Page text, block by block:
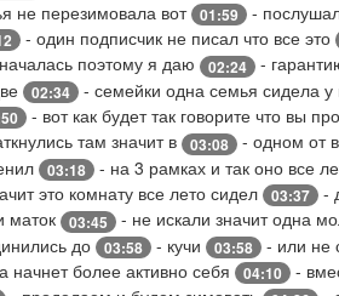
не перезимовала вот 01:59 -
- один подписчик не писал что все это
поэтому я даю 02:24 -
02:34 - семейки одна семья сидела у
- вот как будет так говорите что вы про
там значит в 03:08 - одном от
03:18 - на 3 рамках и так оно все
это комнату все лето сидел 03:37 -
маток 03:45 - не искали значит одна
до 03:58 - кучи 03:58 - или не
начнет более активно себя 04:10 -